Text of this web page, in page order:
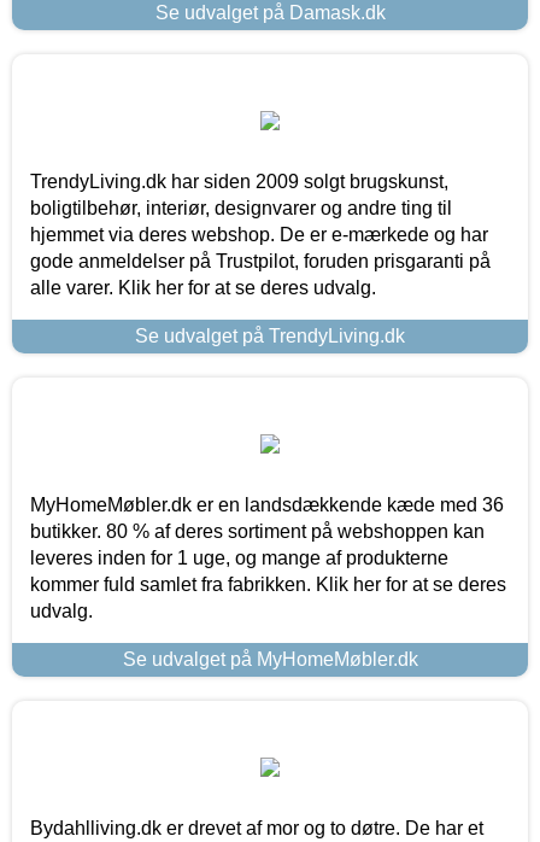
Se udvalget på Damask.dk
TrendyLiving.dk har siden 2009 solgt brugskunst,
boligtilbehør, interiør, designvarer og andre ting til
hjemmet via deres webshop. De er e-mærkede og har
gode anmeldelser på Trustpilot, foruden prisgaranti på
alle varer. Klik her for at se deres udvalg.
Se udvalget på TrendyLiving.dk
MyHomeMøbler.dk er en landsdækkende kæde med 36
butikker. 80 % af deres sortiment på webshoppen kan
leveres inden for 1 uge, og mange af produkterne
kommer fuld samlet fra fabrikken. Klik her for at se deres
udvalg.
Se udvalget på MyHomeMøbler.dk
Bydahlliving.dk er drevet af mor og to døtre. De har et